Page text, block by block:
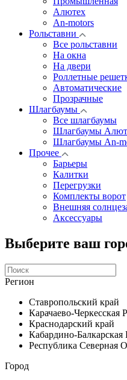
Алютех
An-motors
Рольставни
Все рольставни
На окна
На двери
Роллетные
Автоматические
Прозрачные
Шлагбаумы
Все шлагбаумы
Шлагбаумы
Шлагбаумы An-
Прочее
Барьеры
Калитки
Перегрузки
Комплекты ворот
Внешняя
Аксессуары
Выберите ваш
Регион
Ставропольский край
Карачаево-Черкесская
Краснодарский край
Кабардино-Балкарская
Республика Северная
Город